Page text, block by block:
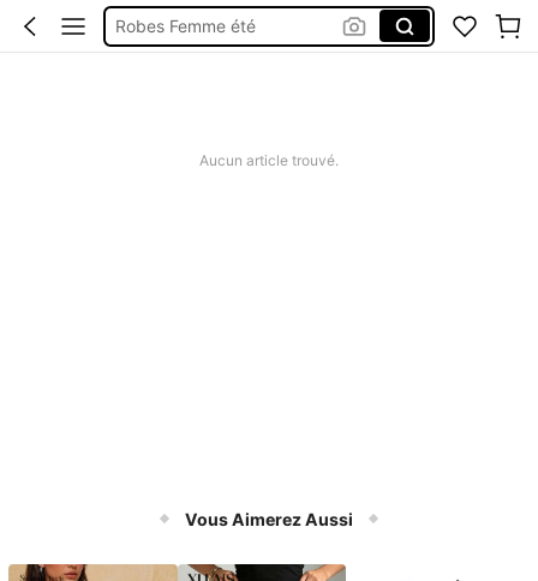
Short Femme été
Aucun article trouvé.
Vous Aimerez Aussi